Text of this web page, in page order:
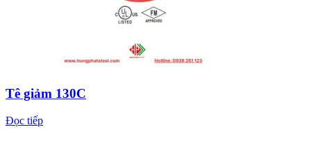
Tê giảm 130C
Đọc tiếp